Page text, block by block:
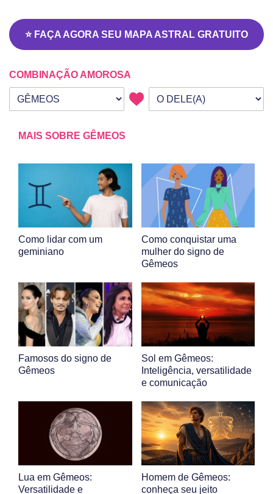
⭐ FAÇA AGORA SEU MAPA ASTRAL GRATUITO
COMBINAÇÃO AMOROSA
Seu signo
Signo da outra pessoa
MAIS SOBRE GÊMEOS
Como lidar com um
geminiano
Como conquistar uma
mulher do signo de
Gêmeos
Famosos do signo de
Gêmeos
Sol em Gêmeos:
Inteligência, versatilidade
e comunicação
Lua em Gêmeos:
Versatilidade e
Homem de Gêmeos:
conheça seu jeito